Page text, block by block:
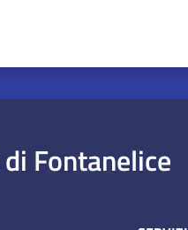
Fontanelice